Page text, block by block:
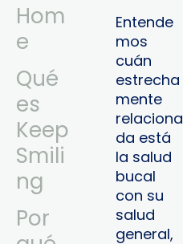
Hom
e
Qué
es
Keep
Smili
ng
Por
Entende
mos
cuán
estrecha
mente
relaciona
da está
la salud
bucal
con su
salud
general,